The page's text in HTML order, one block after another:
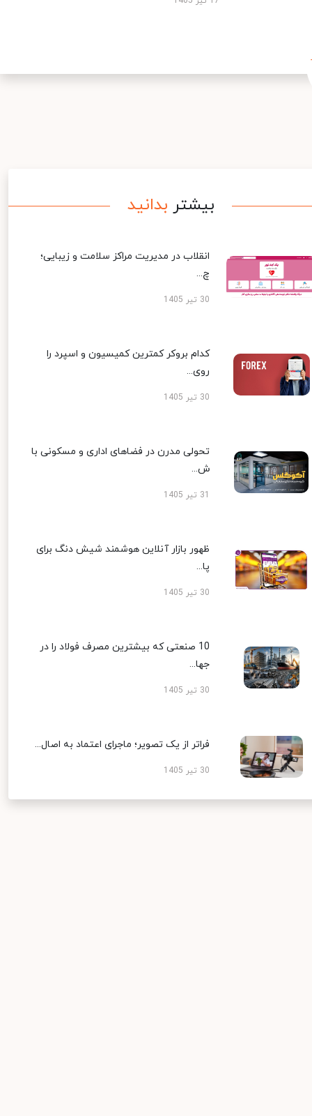
بیشتر بدانید
انقلاب در مدیریت مراکز سلامت و زیبایی؛
چ...
30 تیر 1405
کدام بروکر کمترین کمیسیون و اسپرد را
روی...
30 تیر 1405
تحولی مدرن در فضاهای اداری و مسکونی با
ش...
ظهور بازار آنلاین هوشمند شیش دنگ برای
پا...
30 تیر 1405
10 صنعتی که بیشترین مصرف فولاد را در
جها...
30 تیر 1405
فراتر از یک تصویر؛ ماجرای اعتماد به اصال...
30 تیر 1405